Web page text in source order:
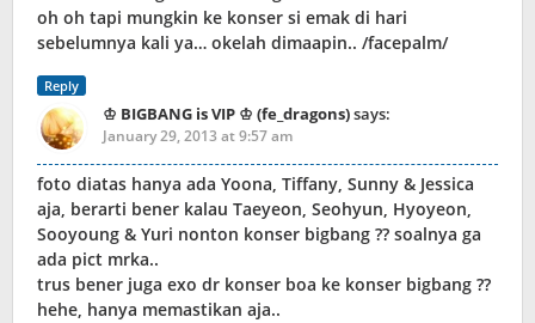
oh oh tapi mungkin ke konser si emak di hari
sebelumnya kali ya… okelah dimaapin.. /facepalm/
Reply
♔ BIGBANG is VIP ♔ (fe_dragons)says:
January 29, 2013 at 9:57 am
foto diatas hanya ada Yoona, Tiffany, Sunny & Jessica
aja, berarti bener kalau Taeyeon, Seohyun, Hyoyeon,
Sooyoung & Yuri nonton konser bigbang ?? soalnya ga
ada pict mrka..
trus bener juga exo dr konser boa ke konser bigbang ??
hehe, hanya memastikan aja..